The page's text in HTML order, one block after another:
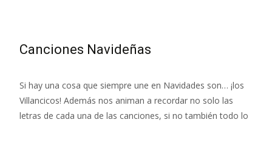
Canciones Navideñas
Si hay una cosa que siempre une en Navidades son… ¡los
Villancicos! Además nos animan a recordar no solo las
letras de cada una de las canciones, si no también todo lo